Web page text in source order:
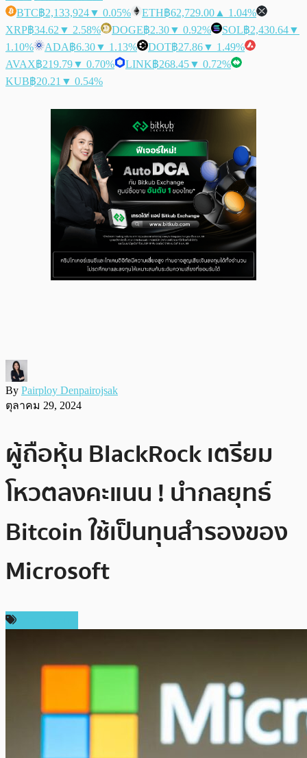
BTC฿2,133,924▼ 0.05% ETH฿62,729.00 ▲ 1.04%
XRP฿34.62 ▼ 2.58% DOGE฿2.30▼ 0.92% SOL฿2,430.64▼
1.10%
ADA฿6.30▼ 1.13% DOT฿27.86▼ 1.49%
AVAX฿219.79▼ 0.70% LINK฿268.45▼ 0.72%
KUB฿20.21 ▼ 0.54%
By Pairploy Denpairojsak
ตุลาคม 29, 2024
ผู้ถือหุ้น BlackRock เตรียม
โหวตลงคะแนน ! นำกลยุทธ์
Bitcoin ใช้เป็นทุนสำรองของ
Microsoft